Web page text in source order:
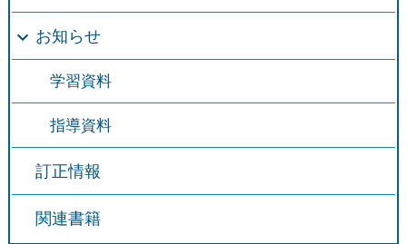
お知らせ
学習資料
指導資料
訂正情報
関連書籍